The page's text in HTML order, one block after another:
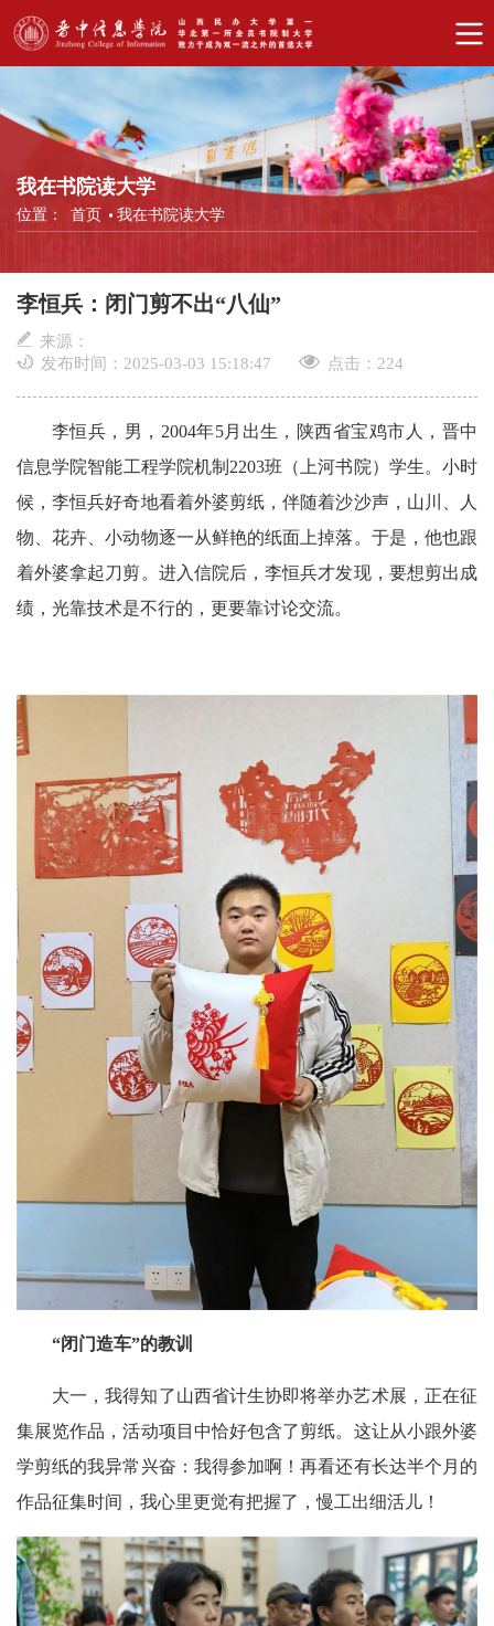
我在书院读大学
位置： 首页 我在书院读大学
李恒兵：闭门剪不出“八仙”
来源：
发布时间：2025-03-03 15:18:47
点击： 224
李恒兵，男，2004年5月出生，陕西省宝鸡市人，晋中
信息学院智能工程学院机制2203班（上河书院）学生。小时
候，李恒兵好奇地看着外婆剪纸，伴随着沙沙声，山川、人
物、花卉、小动物逐一从鲜艳的纸面上掉落。于是，他也跟
着外婆拿起刀剪。进入信院后，李恒兵才发现，要想剪出成
绩，光靠技术是不行的，更要靠讨论交流。
“闭门造车”的教训
大一，我得知了山西省计生协即将举办艺术展，正在征
集展览作品，活动项目中恰好包含了剪纸。这让从小跟外婆
学剪纸的我异常兴奋：我得参加啊！再看还有长达半个月的
作品征集时间，我心里更觉有把握了，慢工出细活儿！